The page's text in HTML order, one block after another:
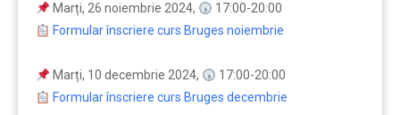
Marți, 26 noiembrie 2024,
17:00-20:00
Formular înscriere curs Bruges noiembrie
Marți, 10 decembrie 2024,
17:00-20:00
Formular înscriere curs Bruges decembrie